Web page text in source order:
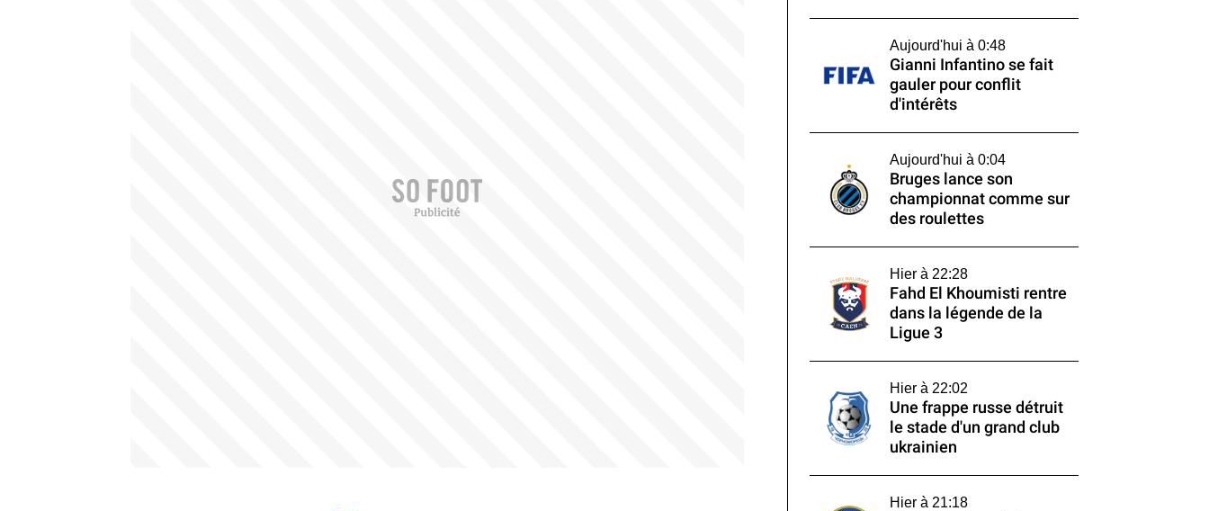
Aujourd'hui à 0:48
Gianni Infantino se fait
gauler pour conflit
d'intérêts
Aujourd'hui à 0:04
Bruges lance son
championnat comme sur
des roulettes
Hier à 22:28
Fahd El Khoumisti rentre
dans la légende de la
Ligue 3
Hier à 22:02
Une frappe russe détruit
le stade d'un grand club
ukrainien
Hier à 21:18